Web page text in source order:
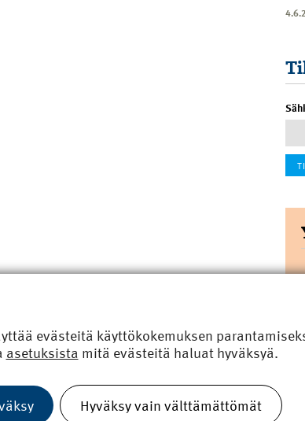
evästeitä käyttökokemuksen
asetuksista mitä evästeitä haluat hyväksyä.
Hyväksy vain välttämättömät